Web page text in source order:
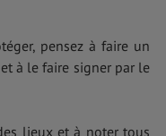
pensez à faire un
à le faire signer par le
lieux et à noter tous